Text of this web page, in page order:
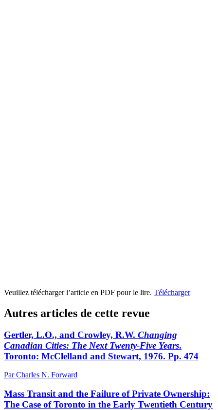
Veuillez télécharger l’article en PDF pour le lire. Télécharger
Autres articles de cette revue
Gertler, L.O., and Crowley, R.W. Changing
Canadian Cities: The Next Twenty-Five Years.
Toronto: McClelland and Stewart, 1976. Pp. 474
Par Charles N. Forward
Mass Transit and the Failure of Private Ownership:
The Case of Toronto in the Early Twentieth Century